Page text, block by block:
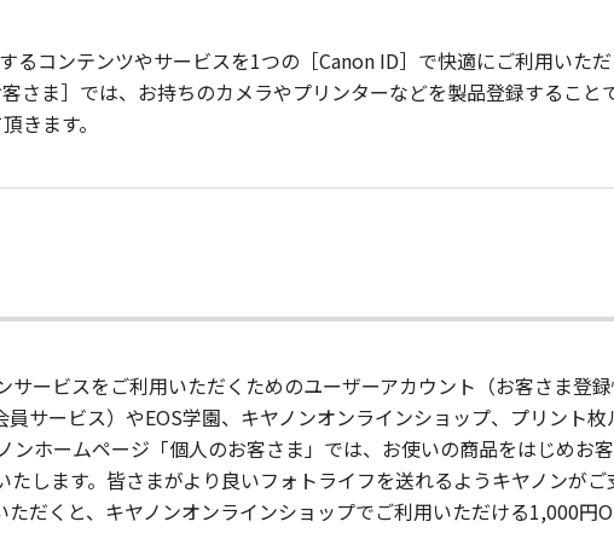
るコンテンツやサービスを1つの［Canon ID］で快適にご利用いただ
さま］では、お持ちのカメラやプリンターなどを製品登録するこ
きます。
サービスをご利用いただくためのユーザーアカウント（お客さま登
サービス）やEOS学園、キヤノンオンラインショップ、プリント
ンホームページ「個人のお客さま」では、お使いの商品をはじめお
します。皆さまがより良いフォトライフを送れるようキヤノンが
だくと、キヤノンオンラインショップでご利用いただける1,000円